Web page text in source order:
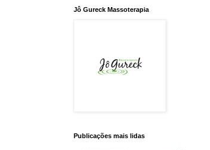
Jô Gureck Massoterapia
Publicações mais lidas